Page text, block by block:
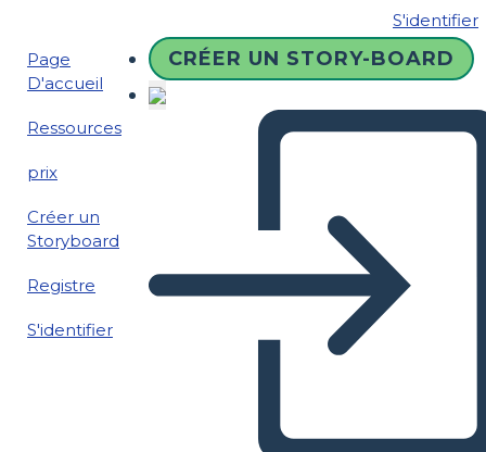
S'identifier
Page
D'accueil
Ressources
prix
Créer un
Storyboard
Registre
S'identifier
CRÉER UN STORY-BOARD